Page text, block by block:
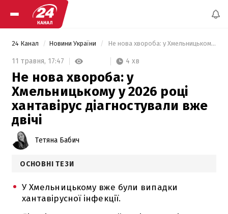
24 Канал Новини України Не нова хвороба: у Хмельницькому у 2026 році хантавірус діагностували вже двічі
11 травня, 17:47 4 хв
Не нова хвороба: у
Хмельницькому у 2026 році
хантавірус діагностували вже
двічі
Тетяна Бабич
ОСНОВНІ ТЕЗИ
У Хмельницькому вже були випадки
хантавірусної інфекції.